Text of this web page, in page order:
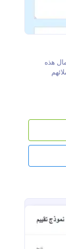
هذه